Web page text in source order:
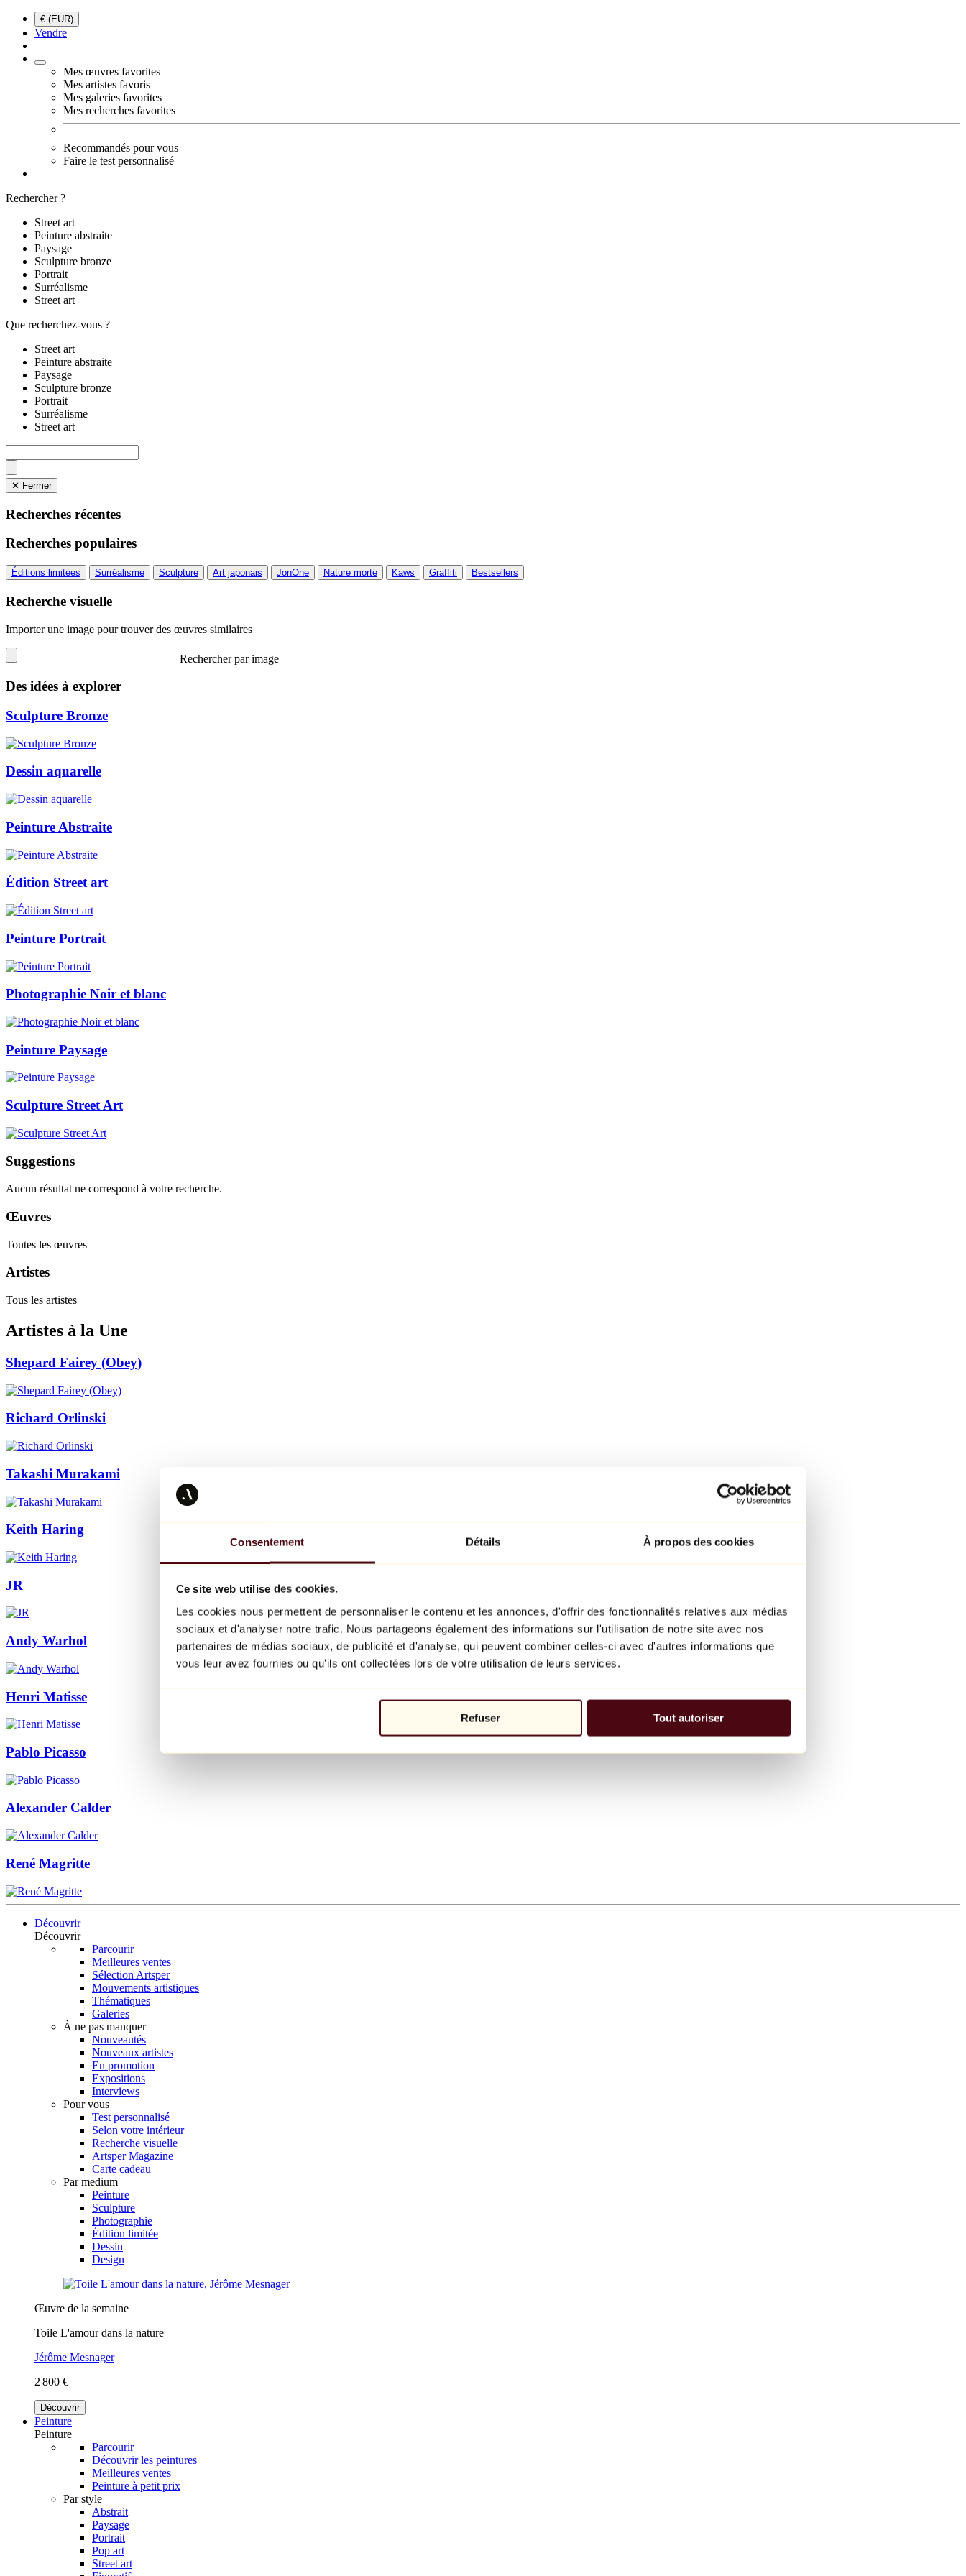
Consentement Détails À propos des cookies
Ce site web utilise des cookies.
Les cookies nous permettent de personnaliser le contenu et les annonces, d'offrir des fonctionnalités relatives aux médias
sociaux et d'analyser notre trafic. Nous partageons également des informations sur l'utilisation de notre site avec nos
partenaires de médias sociaux, de publicité et d'analyse, qui peuvent combiner celles-ci avec d'autres informations que
vous leur avez fournies ou qu'ils ont collectées lors de votre utilisation de leurs services.
Refuser Tout autoriser
€ (EUR)
Vendre
Mes œuvres favorites
Mes artistes favoris
Mes galeries favorites
Mes recherches favorites
Recommandés pour vous
Faire le test personnalisé
Rechercher ?
Street art
Peinture abstraite
Paysage
Sculpture bronze
Portrait
Surréalisme
Street art
Que recherchez-vous ?
Street art
Peinture abstraite
Paysage
Sculpture bronze
Portrait
Surréalisme
Street art
✕ Fermer
Recherches récentes
Recherches populaires
Éditions limitées Surréalisme Sculpture Art japonais JonOne Nature morte Kaws Graffiti Bestsellers
Recherche visuelle
Importer une image pour trouver des œuvres similaires
Rechercher par image
Des idées à explorer
Sculpture Bronze
Dessin aquarelle
Peinture Abstraite
Édition Street art
Peinture Portrait
Photographie Noir et blanc
Peinture Paysage
Sculpture Street Art
Suggestions
Aucun résultat ne correspond à votre recherche.
Œuvres
Toutes les œuvres
Artistes
Tous les artistes
Artistes à la Une
Shepard Fairey (Obey)
Richard Orlinski
Takashi Murakami
Keith Haring
JR
Andy Warhol
Henri Matisse
Pablo Picasso
Alexander Calder
René Magritte
Découvrir
Découvrir
Parcourir
Meilleures ventes
Sélection Artsper
Mouvements artistiques
Thématiques
Galeries
À ne pas manquer
Nouveautés
Nouveaux artistes
En promotion
Expositions
Interviews
Pour vous
Test personnalisé
Selon votre intérieur
Recherche visuelle
Artsper Magazine
Carte cadeau
Par medium
Peinture
Sculpture
Photographie
Édition limitée
Dessin
Design
Œuvre de la semaine
Toile L'amour dans la nature
Jérôme Mesnager
2 800 €
Découvrir
Peinture
Peinture
Parcourir
Découvrir les peintures
Meilleures ventes
Peinture à petit prix
Par style
Abstrait
Paysage
Portrait
Pop art
Street art